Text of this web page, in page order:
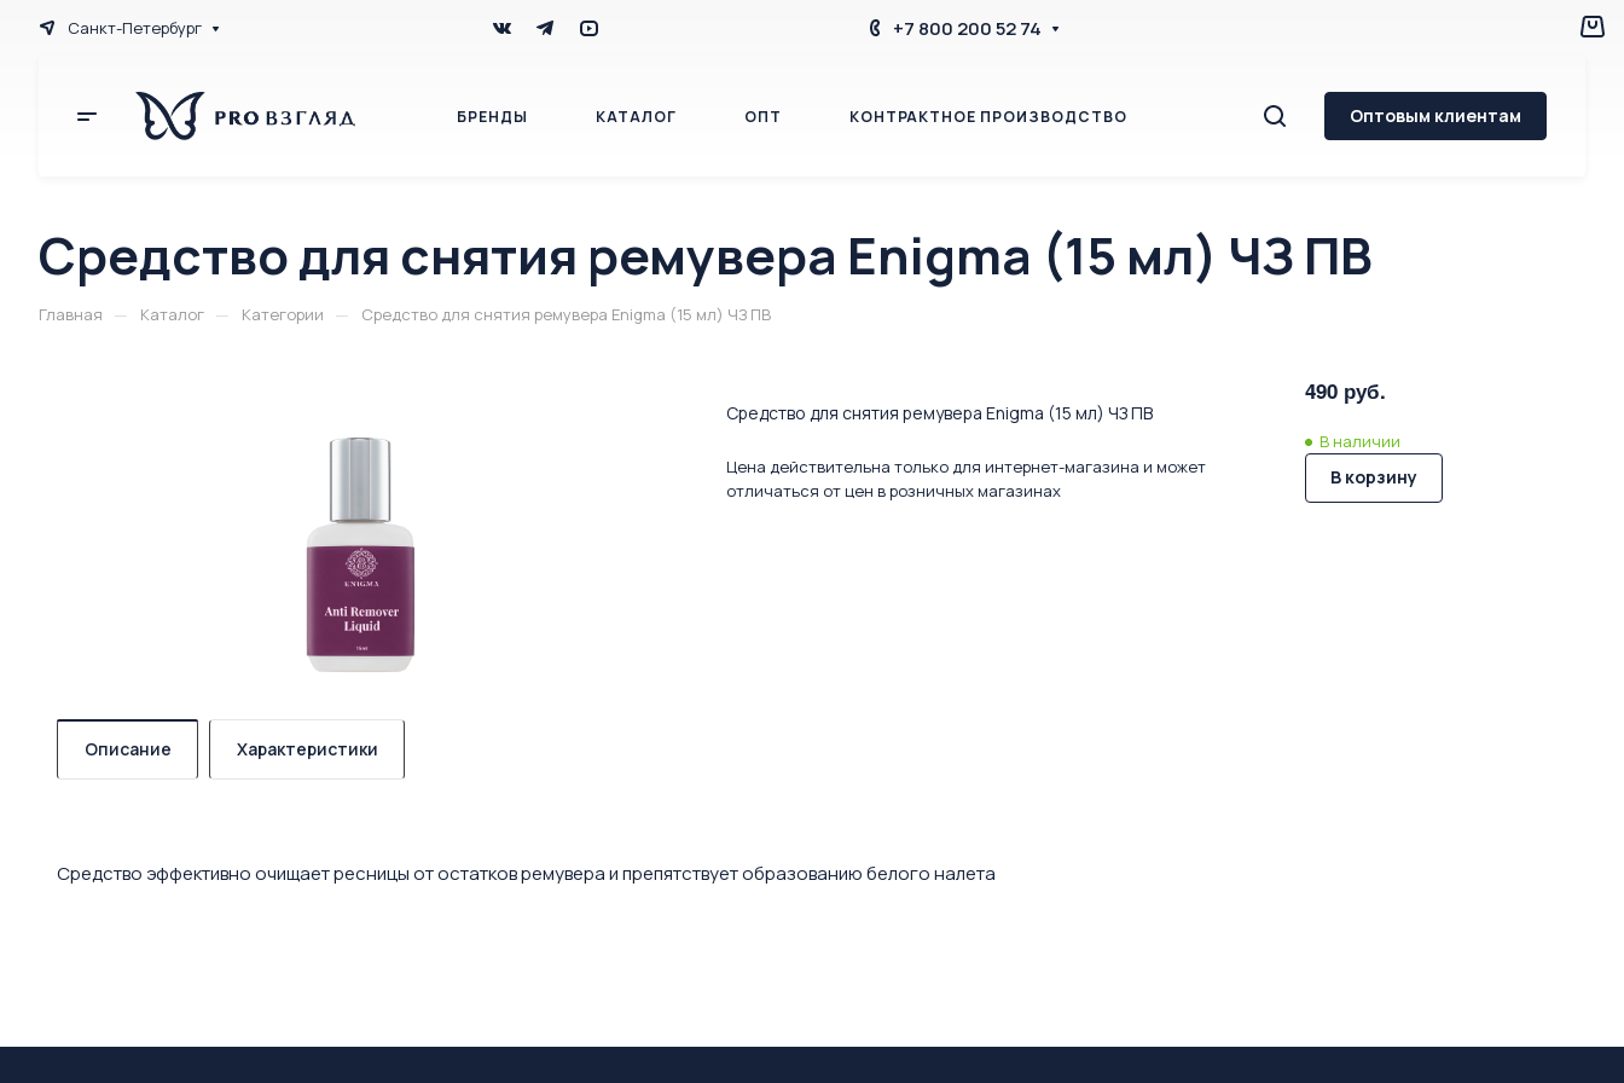
Санкт-Петербург +7 800 200 52 74
БРЕНДЫ КАТАЛОГ ОПТ КОНТРАКТНОЕ ПРОИЗВОДСТВО
КОНТАКТЫ
Оптовым клиентам
Средство для снятия ремувера Enigma (15 мл) ЧЗ ПВ
Главная — Каталог — Категории — Средство для снятия ремувера Enigma (15 мл) ЧЗ ПВ
Средство для снятия ремувера Enigma (15 мл) ЧЗ ПВ
Цена действительна только для интернет-магазина и может
отличаться от цен в розничных магазинах
490 руб.
В наличии
В корзину
Описание Характеристики
Средство эффективно очищает ресницы от остатков ремувера и препятствует образованию белого налета